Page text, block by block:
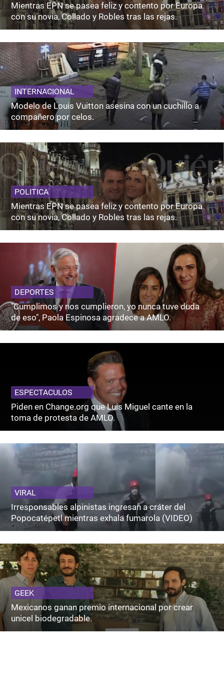
Mientras EPN se pasea feliz y contento por Europa
con su novia, Collado y Robles tras las rejas.
INTERNACIONAL
Modelo de Louis Vuitton asesina con un cuchillo a
compañero por celos.
POLITICA
Mientras EPN se pasea feliz y contento por Europa
con su novia, Collado y Robles tras las rejas.
DEPORTES
"Cumplimos y nos cumplieron, yo nunca tuve duda
de eso", Paola Espinosa agradece a AMLO.
ESPECTACULOS
Piden en Change.org que Luis Miguel cante en la
toma de protesta de AMLO.
VIRAL
Irresponsables alpinistas ingresan a cráter del
Popocatépetl mientras exhala fumarola (VIDEO)
GEEK
Mexicanos ganan premio internacional por crear
unicel biodegradable.